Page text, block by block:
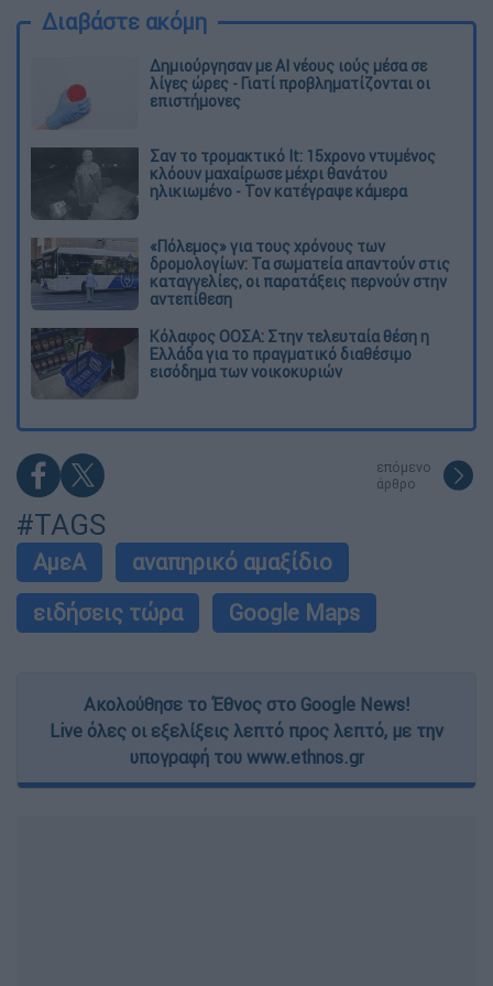
Διαβάστε ακόμη
Δημιούργησαν με AI νέους ιούς μέσα σε
λίγες ώρες - Γιατί προβληματίζονται οι
επιστήμονες
Σαν το τρομακτικό It: 15χρονο ντυμένος
κλόουν μαχαίρωσε μέχρι θανάτου
ηλικιωμένο - Τον κατέγραψε κάμερα
«Πόλεμος» για τους χρόνους των
δρομολογίων: Τα σωματεία απαντούν στις
καταγγελίες, οι παρατάξεις περνούν στην
αντεπίθεση
Κόλαφος ΟΟΣΑ: Στην τελευταία θέση η
Ελλάδα για το πραγματικό διαθέσιμο
εισόδημα των νοικοκυριών
επόμενο
άρθρο
#TAGS
ΑμεΑ
αναπηρικό αμαξίδιο
ειδήσεις τώρα
Google Maps
Ακολούθησε το Έθνος στο Google News!
Live όλες οι εξελίξεις λεπτό προς λεπτό, με την
υπογραφή του www.ethnos.gr